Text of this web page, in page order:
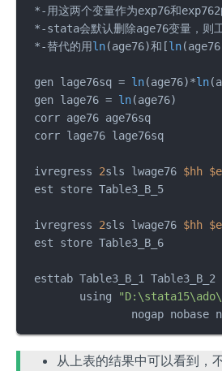
*-用这两个变量作为exp76和
*-stata会默认删除age76变量，则
*-替代的用ln(age76)和[ln
gen lage76sq = ln(age76)*ln
gen lage76 = ln(age76)
corr age76 age76sq
corr lage76 lage76sq
ivregress 2sls lwage76 $hh
est store Table3_B_5
ivregress 2sls lwage76 $hh
est store Table3_B_6
esttab Table3_B_1
        using
nogap nobase
从上表的结果中可以看到，